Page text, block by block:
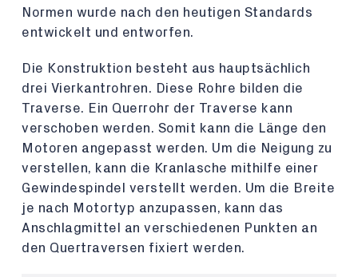
Normen wurde nach den heutigen Standards
entwickelt und entworfen.
Die Konstruktion besteht aus hauptsächlich
drei Vierkantrohren. Diese Rohre bilden die
Traverse. Ein Querrohr der Traverse kann
verschoben werden. Somit kann die Länge den
Motoren angepasst werden. Um die Neigung zu
verstellen, kann die Kranlasche mithilfe einer
Gewindespindel verstellt werden. Um die Breite
je nach Motortyp anzupassen, kann das
Anschlagmittel an verschiedenen Punkten an
den Quertraversen fixiert werden.